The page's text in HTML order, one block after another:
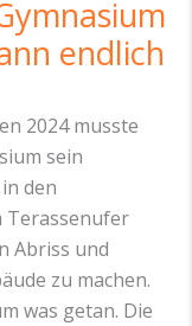
endlich
2024 musste
sein
den
Terassenufer
Abriss und
zu machen.
was getan. Die